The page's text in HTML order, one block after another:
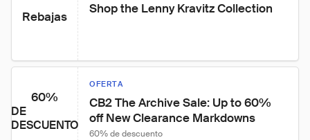
Rebajas
Shop the Lenny Kravitz Collection
60%
DE
DESCUENTO
OFERTA
CB2 The Archive Sale: Up to 60%
off New Clearance Markdowns
60% de descuento